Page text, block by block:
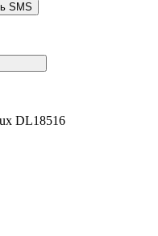
SMS
DL18516